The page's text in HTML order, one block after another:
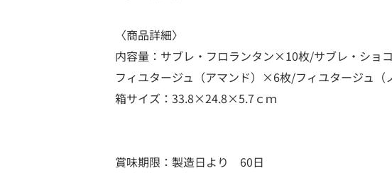
〈商品詳細〉
内容量：サブレ・フロランタン×10枚/サブレ・シ
フィユタージュ（アマンド）×6枚/フィユタージュ
箱サイズ：33.8×24.8×5.7ｃｍ
賞味期限：製造日より 60日